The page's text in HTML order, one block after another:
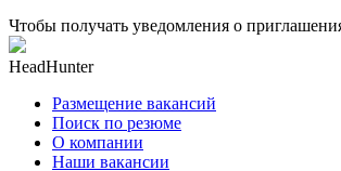
Чтобы получать уведомления о
HeadHunter
Размещение вакансий
Поиск по резюме
О компании
Наши вакансии